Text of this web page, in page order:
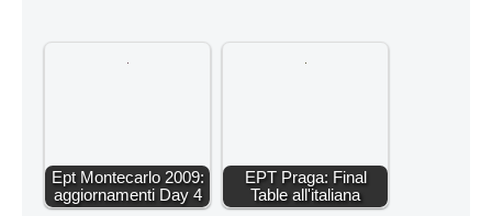
Ept Montecarlo 2009:
aggiornamenti Day 4
EPT Praga: Final
Table all'italiana